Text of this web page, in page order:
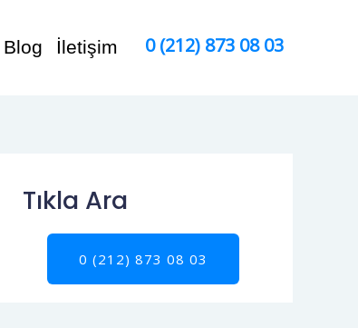
Blog İletişim 0 (212) 873 08 03
Tıkla Ara
0 (212) 873 08 03